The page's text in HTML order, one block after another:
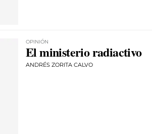
OPINIÓN
El ministerio radiactivo
ANDRÉS ZORITA CALVO